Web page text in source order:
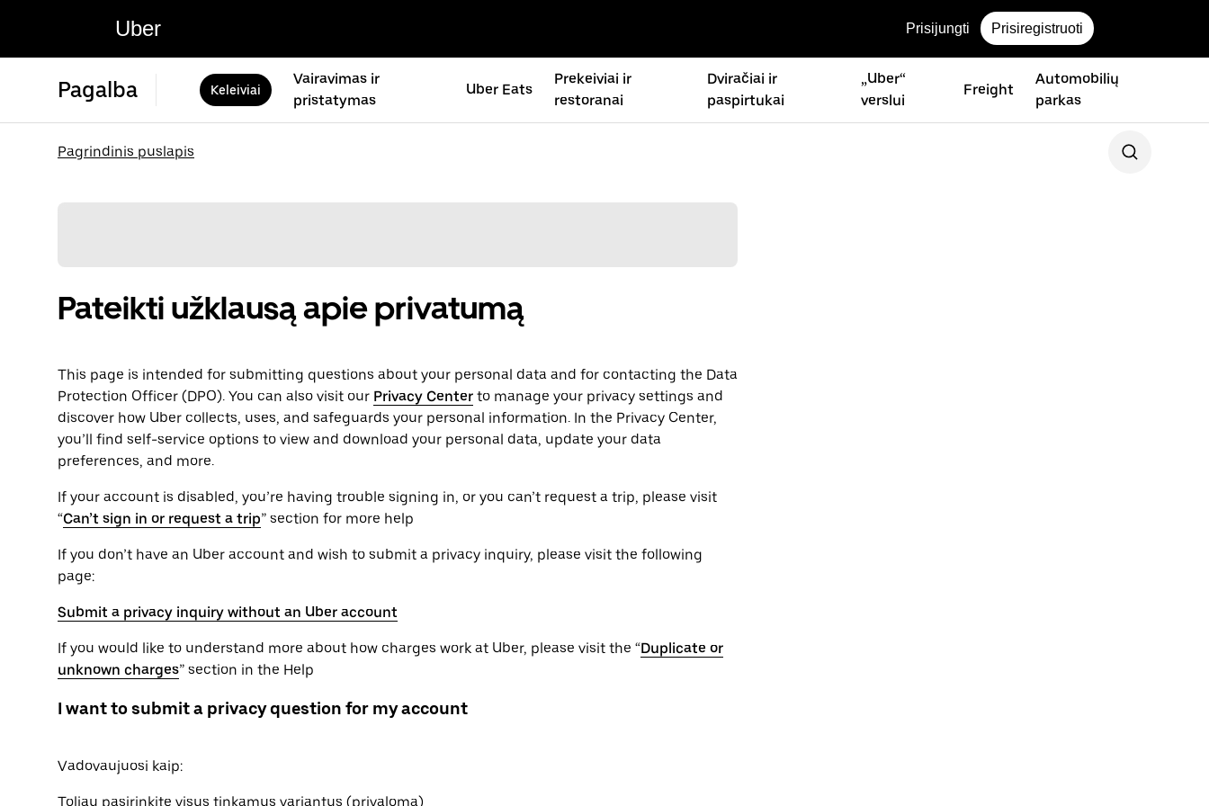
Uber Prisijungti Prisiregistruoti
Pagalba Keleiviai
Vairavimas ir
pristatymas
Uber Eats
Prekeiviai ir
restoranai
Dviračiai ir
paspirtukai
„Uber“
verslui
Freight
Automobilių
parkas
Pagrindinis puslapis
Pateikti užklausą apie privatumą
This page is intended for submitting questions about your personal ‌data and for contacting the ‌Data
Protection Officer (​​DPO). You can also visit our Privacy Center to manage your privacy settings and
discover how Uber collects, uses, and safeguards your personal information. In the Privacy Center,
you’ll find self-service options to view and download your personal data, update your data
preferences, and more.
If your account is disabled, you’re having trouble signing in, or you can’t request a trip, please visit
“Can’t sign in or request a trip” section for more help
If you don’t have an Uber account and wish to submit a privacy inquiry, please visit the following
page:
Submit a privacy inquiry without an Uber account
If you would like to understand more about how charges work at Uber, please visit the “Duplicate or
unknown charges” section in the Help
I want to submit a privacy question for my account
Vadovaujuosi kaip:
Toliau pasirinkite visus tinkamus variantus (privaloma)